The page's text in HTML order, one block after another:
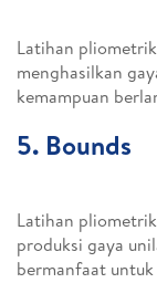
Latihan
menghasilkan
kemampuan
5. Bounds
Latihan
produksi gaya
bermanfaat